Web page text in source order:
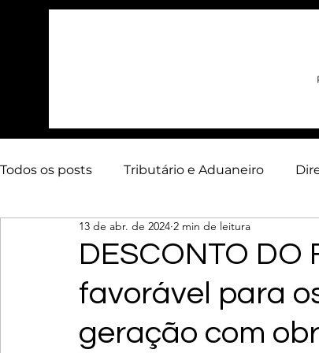
Todos os posts Tributário e Aduaneiro
Contencioso Estratégico Arbitragem
Artigos Infraestrutura
DESCONTO DO
favorável para
geração com
13 de abr. de 2024 2 min de leitura